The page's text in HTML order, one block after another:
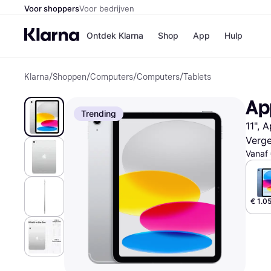
Voor shoppersVoor bedrijven
Ontdek Klarna Shop
Bol
H&M
App Hulp
Klarna/Shoppen/Computers/Computers/Tablets
Trending
11",
Vanaf
€